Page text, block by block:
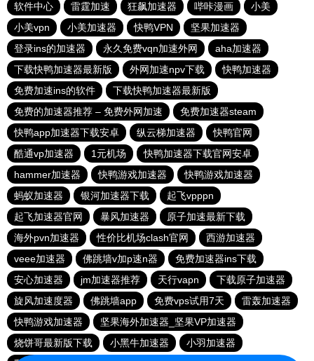
软件中心
雷霆加速 狂飙加速器 哔咔漫画
小美
小美vpn
小美加速器 快鸭VPN
坚果加速器
登录ins的加速器
永久免费vqn加速外网
aha加速器
下载快鸭加速器最新版
外网加速npv下载
快鸭加速器
免费加速ins的软件
下载快鸭加速器最新版
免费的加速器推荐 – 免费外网加速
免费加速器steam
快鸭app加速器下载安卓
纵云梯加速器
快鸭官网
酷通vp加速器
1元机场
快鸭加速器下载官网安卓
hammer加速器
快鸭游戏加速器
快鸭游戏加速器
蚂蚁加速器
银河加速器下载
起飞vpppn
起飞加速器官网
暴风加速器
原子加速最新下载
海外pvn加速器
性价比机场clash官网
西游加速器
veee加速器
佛跳墙v加p速n器
免费加速器ins下载
安心加速器
jm加速器推荐 天行vapn
下载原子加速器
旋风加速度器
佛跳墙app 免费vps试用7天
雷轰加速器
快鸭游戏加速器
坚果海外加速器_坚果VP加速器
烧饼哥最新版下载
小黑牛加速器
小羽加速器